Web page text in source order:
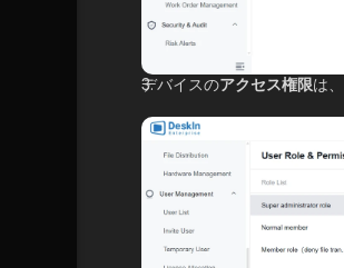
デバイスのアクセス権限は、